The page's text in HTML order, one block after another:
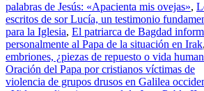
palabras de Jesús: «Apacienta mis ovejas»,
escritos de sor Lucía, un testimonio
para la Iglesia, El patriarca de Bagdad
personalmente al Papa de la situación en Irak,
embriones, ¿piezas de repuesto o vida
Oración del Papa por cristianos víctimas de
violencia de grupos drusos en Galilea